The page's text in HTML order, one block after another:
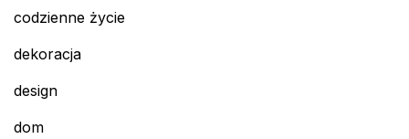
codzienne życie
dekoracja
design
dom